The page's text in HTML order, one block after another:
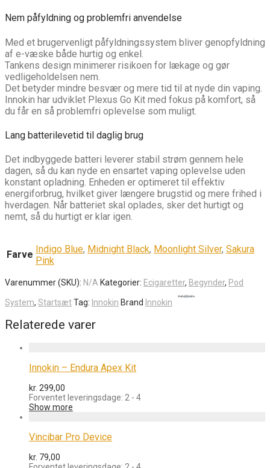
Nem påfyldning og problemfri anvendelse
Med et brugervenligt påfyldningssystem bliver genopfyldning
af e-væske både hurtig og enkel.
Tankens design minimerer risikoen for lækage og gør
vedligeholdelsen nem.
Det betyder mindre besvær og mere tid til at nyde din vaping.
Innokin har udviklet Plexus Go Kit med fokus på komfort, så
du får en så problemfri oplevelse som muligt.
Lang batterilevetid til daglig brug
Det indbyggede batteri leverer stabil strøm gennem hele
dagen, så du kan nyde en ensartet vaping oplevelse uden
konstant opladning. Enheden er optimeret til effektiv
energiforbrug, hvilket giver længere brugstid og mere frihed i
hverdagen. Når batteriet skal oplades, sker det hurtigt og
nemt, så du hurtigt er klar igen.
Farve Indigo Blue, Midnight Black, Moonlight Silver, Sakura
Pink
Varenummer (SKU): N/A Kategorier: Ecigaretter, Begynder, Pod
System, StartsætTag: Innokin Brand Innokin
Relaterede varer
Innokin – Endura Apex Kit
kr. 299,00
Forventet leveringsdage: 2 - 4
Show more
Vincibar Pro Device
kr. 79,00